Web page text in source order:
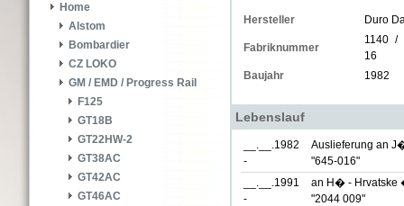
Home
Alstom
Bombardier
CZ LOKO
GM / EMD / Progress Rail
F125
GT18B
GT22HW-2
GT38AC
GT42AC
GT46AC
Hersteller Duro
Fabriknummer
1140 /
16
Baujahr
1982
Lebenslauf
__.__.1982
-
Auslieferung an
"645-016"
__.__.1991
-
an H� - Hrvatske
"2044 009"